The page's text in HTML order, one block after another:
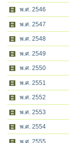
พ.ศ. 2546
พ.ศ. 2547
พ.ศ. 2548
พ.ศ. 2549
พ.ศ. 2550
พ.ศ. 2551
พ.ศ. 2552
พ.ศ. 2553
พ.ศ. 2554
พ.ศ. 2555